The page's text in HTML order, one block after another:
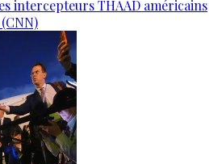
intercepteurs THAAD américains